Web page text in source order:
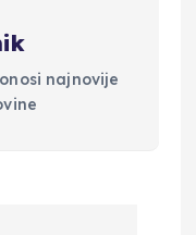
najnovije